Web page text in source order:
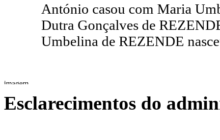
António casou com Maria
Dutra Gonçalves de
Umbelina de REZENDE
Esclarecimentos do